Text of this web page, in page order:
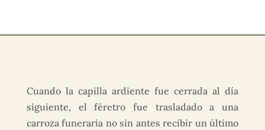
Cuando la capilla ardiente fue cerrada al día
siguiente, el féretro fue trasladado a una
carroza funeraria no sin antes recibir un último